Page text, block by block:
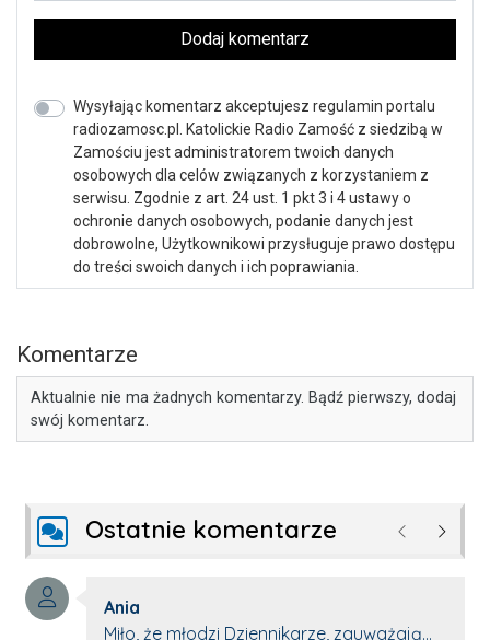
Dodaj komentarz
Wysyłając komentarz akceptujesz regulamin portalu
radiozamosc.pl. Katolickie Radio Zamość z siedzibą w
Zamościu jest administratorem twoich danych
osobowych dla celów związanych z korzystaniem z
serwisu. Zgodnie z art. 24 ust. 1 pkt 3 i 4 ustawy o
ochronie danych osobowych, podanie danych jest
dobrowolne, Użytkownikowi przysługuje prawo dostępu
do treści swoich danych i ich poprawiania.
Komentarze
Aktualnie nie ma żadnych komentarzy. Bądź pierwszy, dodaj
swój komentarz.
Ostatnie komentarze Poprzednie
Autor komentarza:
Ania
Treść komentarza:
Miło, że młodzi Dziennikarze, zauważają